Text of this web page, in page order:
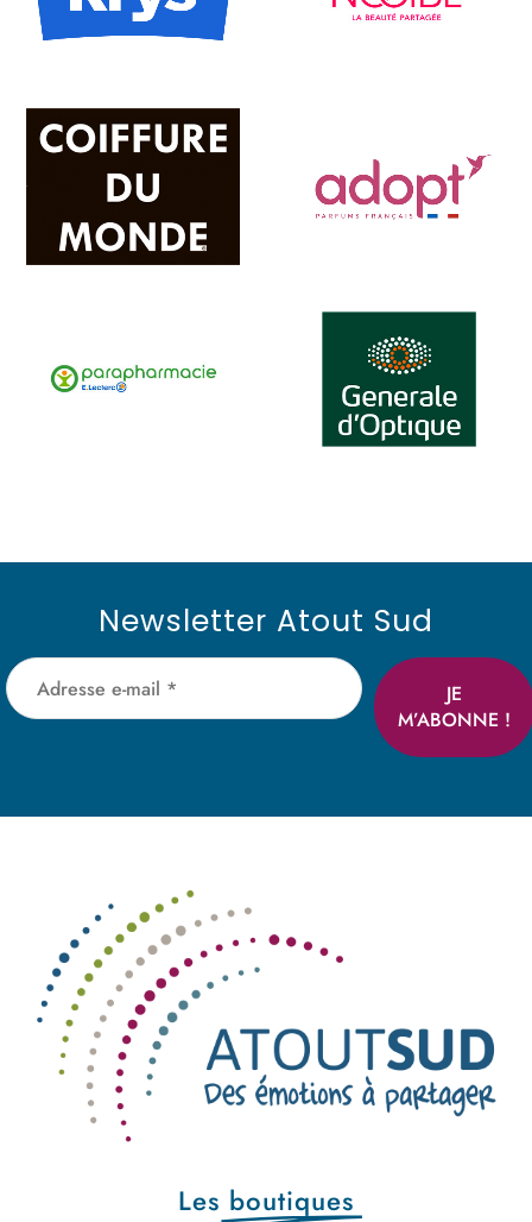
Newsletter Atout Sud
Les boutiques